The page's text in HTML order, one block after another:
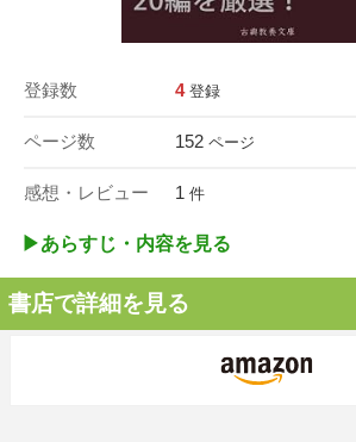
登録数 4 登録
ページ数 152 ページ
感想・レビュー 1 件
▶︎あらすじ・内容を見る
書店で詳細を見る